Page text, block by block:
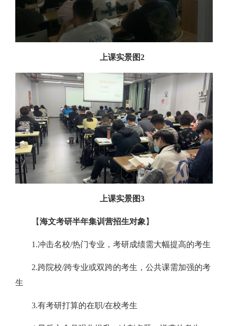
上课实景图2
上课实景图3
【海文考研半年集训营招生对象 】
1.冲击名校/热门专业，考研成绩需大幅提高的考生
2.跨院校/跨专业或双跨的考生，公共课需加强的考
生
3.有考研打算的在职/在校考生